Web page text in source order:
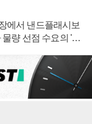
에서 낸드플래시보
량 선점 수요의 '우